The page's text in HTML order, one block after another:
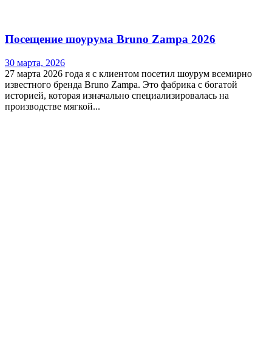
Посещение шоурума Bruno Zampa 2026
30 марта, 2026
27 марта 2026 года я с клиентом посетил шоурум всемирно
известного бренда Bruno Zampa. Это фабрика с богатой
историей, которая изначально специализировалась на
производстве мягкой...